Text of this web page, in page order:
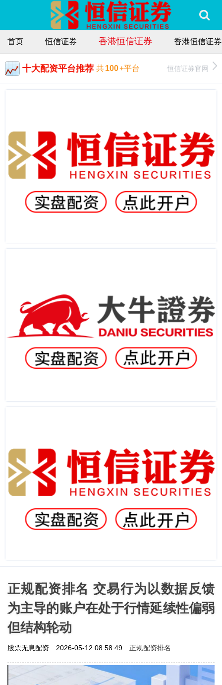
首页 恒信证券 香港恒信证券 香港恒信证
十大配资平台推荐 共100+平台 恒信证券官网
正规配资排名 交易行为以数据反馈
为主导的账户在处于行情延续性偏弱
但结构轮动
股票无息配资 2026-05-12 08:58:49 正规配资排名